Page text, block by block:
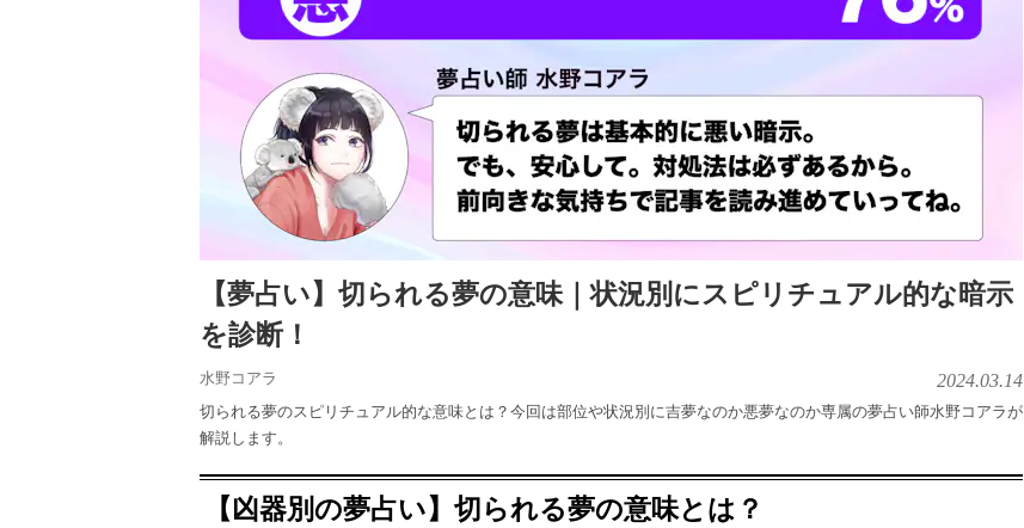
【夢占い】切られる夢の意味｜状況別にスピリチュアル的な暗示
を診断！
水野コアラ 2024.03.14
切られる夢のスピリチュアル的な意味とは？今回は部位や状況別に吉夢なのか悪夢なのか専属の夢占い師水野コアラが
解説します。
【凶器別の夢占い】切られる夢の意味とは？